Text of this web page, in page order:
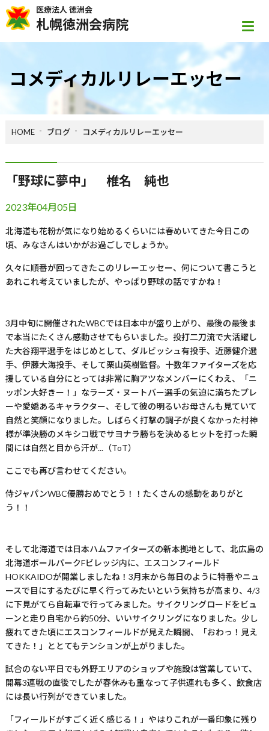
医療法人 徳洲会
札幌徳洲会病院
コメディカルリレーエッセー
HOME ブログ コメディカルリレーエッセー
「野球に夢中」 椎名 純也
2023年04月05日
北海道も花粉が気になり始めるくらいには春めいてきた今日この
頃、みなさんはいかがお過ごしでしょうか。
久々に順番が回ってきたこのリレーエッセー、何について書こうと
あれこれ考えていましたが、やっぱり野球の話ですかね！
3月中旬に開催されたWBCでは日本中が盛り上がり、最後の最後ま
で本当にたくさん感動させてもらいました。投打二刀流で大活躍し
た大谷翔平選手をはじめとして、ダルビッシュ有投手、近藤健介選
手、伊藤大海投手、そして栗山英樹監督。十数年ファイターズを応
援している自分にとっては非常に胸アツなメンバーにくわえ、「ニ
ッポン大好きー！」なラーズ・ヌートバー選手の気迫に満ちたプレ
ーや愛嬌あるキャラクター、そして彼の明るいお母さんも見ていて
自然と笑顔になりました。しばらく打撃の調子が良くなかった村神
様が準決勝のメキシコ戦でサヨナラ勝ちを決めるヒットを打った瞬
間には自然と目から汗が...（ToT）
ここでも再び言わせてください。
侍ジャパンWBC優勝おめでとう！！たくさんの感動をありがと
う！！
そして北海道では日本ハムファイターズの新本拠地として、北広島の
北海道ボールパークFビレッジ内に、エスコンフィールド
HOKKAIDOが開業しましたね！ 3月末から毎日のように特番やニュ
ースで目にするたびに早く行ってみたいという気持ちが高まり、 4/3
に下見がてら自転車で行ってみました。サイクリングロードをビュ
ーンと走り自宅から約50分、いいサイクリングになりました。少し
疲れてきた頃にエスコンフィールドが見えた瞬間、「おわっ！見え
てきた！」ととてもテンションが上がりました。
試合のない平日でも外野エリアのショップや施設は営業していて、
開幕3連戦の直後でしたが春休みも重なって子供連れも多く、飲食店
には長い行列ができていました。
「フィールドがすごく近く感じる！」やはりこれが一番印象に残り